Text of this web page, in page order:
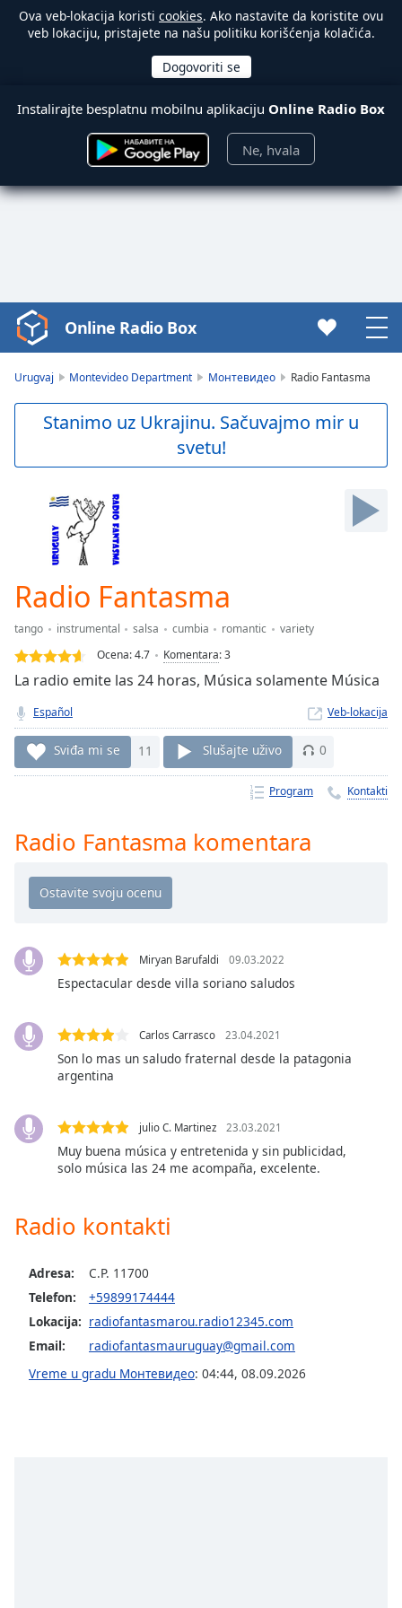
Ova veb-lokacija koristi cookies. Ako nastavite da koristite ovu
veb lokaciju, pristajete na našu politiku korišćenja kolačića.
Instalirajte besplatnu mobilnu aplikaciju Online Radio Box
Ne, hvala
Video
Player
Skip
Current
Loaded:
0.00%
Stream
Seek to
live,
currently
behind
liveLIVE
Playback
Rate
Chapters
descriptions
,
selected
Subtitles
subtitles
settings,
settings
subtitles
off ,
selected
Audio
Online Radio Box
Urugvaj Montevideo Department Монтевидео Radio Fantasma
Stanimo uz Ukrajinu. Sačuvajmo mir u
svetu!
Radio Fantasma
tango instrumental salsa cumbia romantic
variety
Ocena:4.7 Komentara:3
La radio emite las 24 horas, Música solamente Música
Español Veb-lokacija
Sviđa mi se 11 Slušajte uživo 0
Program Kontakti
Radio Fantasma komentara
Miryan Barufaldi 09.03.2022
Espectacular desde villa soriano saludos
Carlos Carrasco 23.04.2021
Son lo mas un saludo fraternal desde la patagonia
argentina
julio C. Martinez 23.03.2021
Muy buena música y entretenida y sin publicidad,
solo música las 24 me acompaña, excelente.
Radio kontakti
Adresa:
C.P. 11700
Telefon:
+59899174444
Lokacija: radiofantasmarou.radio12345.com
Email:
radiofantasmauruguay@gmail.com
Vreme u gradu Монтевидео: 04:44, 08.09.2026